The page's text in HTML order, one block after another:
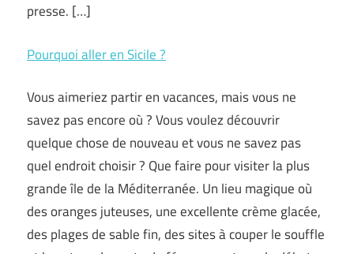
presse. […]
Pourquoi aller en Sicile ?
Vous aimeriez partir en vacances, mais vous ne
savez pas encore où ? Vous voulez découvrir
quelque chose de nouveau et vous ne savez pas
quel endroit choisir ? Que faire pour visiter la plus
grande île de la Méditerranée. Un lieu magique où
des oranges juteuses, une excellente crème glacée,
des plages de sable fin, des sites à couper le souffle